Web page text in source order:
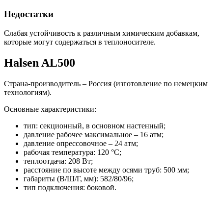
Недостатки
Слабая устойчивость к различным химическим добавкам,
которые могут содержаться в теплоносителе.
Halsen AL500
Страна-производитель – Россия (изготовление по немецким
технологиям).
Основные характеристики:
тип: секционный, в основном настенный;
давление рабочее максимальное – 16 атм;
давление опрессовочное – 24 атм;
рабочая температура: 120 °С;
теплоотдача: 208 Вт;
расстояние по высоте между осями труб: 500 мм;
габариты (В/Ш/Г, мм): 582/80/96;
тип подключения: боковой.